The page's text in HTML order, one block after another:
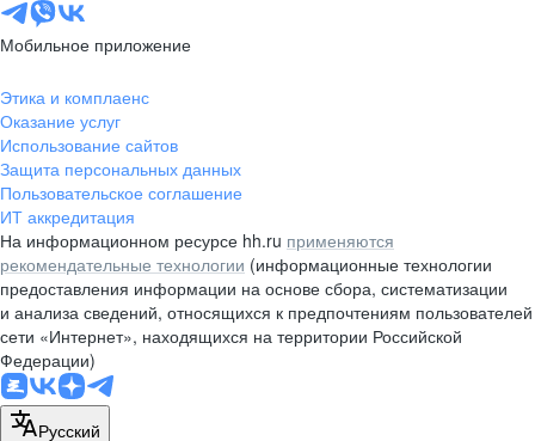
Мобильное приложение
Этика и комплаенс
Оказание услуг
Использование сайтов
Защита персональных данных
Пользовательское соглашение
ИТ аккредитация
На информационном ресурсе hh.ru применяются
рекомендательные технологии (информационные технологии
предоставления информации на основе сбора, систематизации
и анализа сведений, относящихся к предпочтениям пользователей
сети «Интернет», находящихся на территории Российской
Федерации)
Русский